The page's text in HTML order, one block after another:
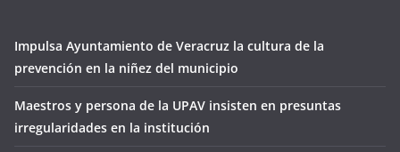
Impulsa Ayuntamiento de Veracruz la cultura de la
prevención en la niñez del municipio
Maestros y persona de la UPAV insisten en presuntas
irregularidades en la institución